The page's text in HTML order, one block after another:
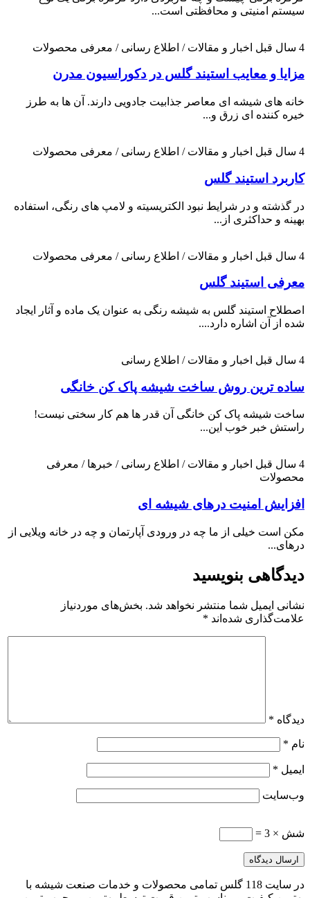
سیستم امنیتی و محافظتی است...
4 سال قبل اخبار و مقالات / اطلاع رسانی / معرفی محصولات
مزایا و معایب استیند گلس در دکوراسیون مدرن
خانه های شیشه ای معاصر جذابیت جادویی دارند. آن ها به طرز
خیره کننده ای زرق و...
4 سال قبل اخبار و مقالات / اطلاع رسانی / معرفی محصولات
کاربرد استیند گلس
در گذشته و در شرایط نبود الکتریسیته و لامپ های رنگی، استفاده
بهینه و حداکثری از...
4 سال قبل اخبار و مقالات / اطلاع رسانی / معرفی محصولات
معرفی استیند گلس
اصطلاح استیند گلس به شیشه رنگی به عنوان یک ماده و آثار ایجاد
شده از آن اشاره دارد....
4 سال قبل اخبار و مقالات / اطلاع رسانی
ساده ترین روش ساخت شیشه پاک کن خانگی
ساخت شیشه پاک کن خانگی آن قدر ها هم کار سختی نیست!
راستش خبر خوب این...
4 سال قبل
اخبار و مقالات / اطلاع رسانی / خبرها / معرفی
محصولات
افزایش امنیت درهای شیشه ای
مکن است خیلی از ما چه در ورودی آپارتمان و چه در خانه ویلایی از
درهای...
دیدگاهی بنویسید
نشانی ایمیل شما منتشر نخواهد شد. بخش‌های موردنیاز
علامت‌گذاری شده‌اند *
دیدگاه *
نام *
ایمیل *
وب‌سایت
شش × 3 =
در سایت 118 گلس تمامی محصولات و خدمات صنعت شیشه با